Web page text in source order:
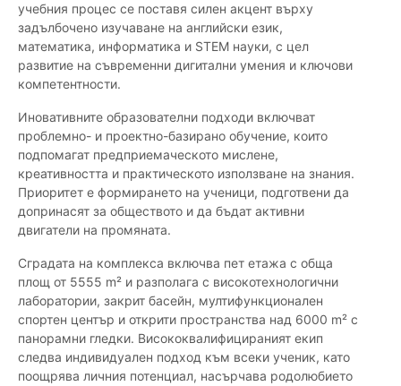
учебния процес се поставя силен акцент върху
задълбочено изучаване на английски език,
математика, информатика и STEM науки, с цел
развитие на съвременни дигитални умения и ключови
компетентности.
Иновативните образователни подходи включват
проблемно- и проектно-базирано обучение, които
подпомагат предприемаческото мислене,
креативността и практическото използване на знания.
Приоритет е формирането на ученици, подготвени да
допринасят за обществото и да бъдат активни
двигатели на промяната.
Сградата на комплекса включва пет етажа с обща
площ от 5555 m² и разполага с високотехнологични
лаборатории, закрит басейн, мултифункционален
спортен център и открити пространства над 6000 m² с
панорамни гледки. Висококвалифицираният екип
следва индивидуален подход към всеки ученик, като
поощрява личния потенциал, насърчава родолюбието